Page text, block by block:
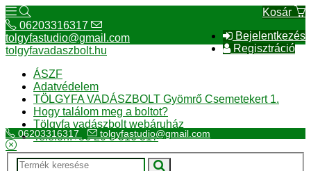
Kosár
Bejelentkezés
Regisztráció
06203316317
tolgyfastudio@gmail.com
tolgyfavadaszbolt.hu
ÁSZF
Adatvédelem
TÖLGYFA VADÁSZBOLT Gyömrő Csemetekert 1.
Hogy találom meg a boltot?
Tölgyfa vadászbolt webáruház
Telefon:+36 20 3 316 317
06203316317 tolgyfastudio@gmail.com